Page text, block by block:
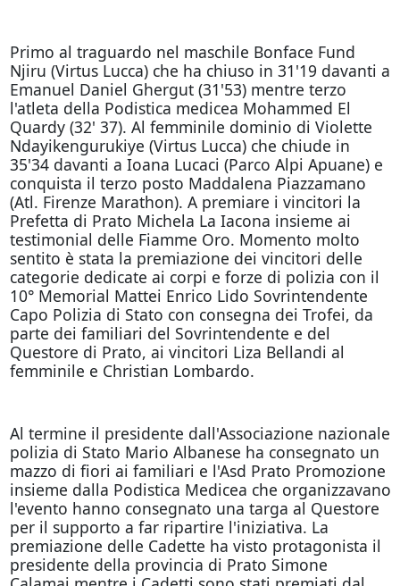
Primo al traguardo nel maschile Bonface Fund
Njiru (Virtus Lucca) che ha chiuso in 31'19 davanti a
Emanuel Daniel Ghergut (31'53) mentre terzo
l'atleta della Podistica medicea Mohammed El
Quardy (32' 37). Al femminile dominio di Violette
Ndayikengurukiye (Virtus Lucca) che chiude in
35'34 davanti a Ioana Lucaci (Parco Alpi Apuane) e
conquista il terzo posto Maddalena Piazzamano
(Atl. Firenze Marathon). A premiare i vincitori la
Prefetta di Prato Michela La Iacona insieme ai
testimonial delle Fiamme Oro. Momento molto
sentito è stata la premiazione dei vincitori delle
categorie dedicate ai corpi e forze di polizia con il
10° Memorial Mattei Enrico Lido Sovrintendente
Capo Polizia di Stato con consegna dei Trofei, da
parte dei familiari del Sovrintendente e del
Questore di Prato, ai vincitori Liza Bellandi al
femminile e Christian Lombardo.
Al termine il presidente dall'Associazione nazionale
polizia di Stato Mario Albanese ha consegnato un
mazzo di fiori ai familiari e l'Asd Prato Promozione
insieme dalla Podistica Medicea che organizzavano
l'evento hanno consegnato una targa al Questore
per il supporto a far ripartire l'iniziativa. La
premiazione delle Cadette ha visto protagonista il
presidente della provincia di Prato Simone